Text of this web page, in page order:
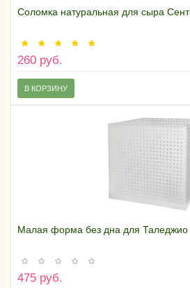
Соломка натуральная для сыра
260 руб.
В КОРЗИНУ
Малая форма без дна для Таледжио
475 руб.